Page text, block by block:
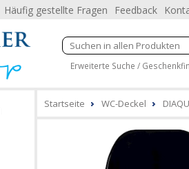
Häufig gestellte Fragen Feedback
Erweiterte Suche /
Startseite WC-Deckel